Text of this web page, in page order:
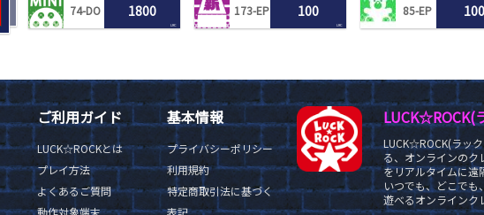
74-DO 1800
LRC
173-EP 100
LRC
85-EP 100
ご利用ガイド
LUCK☆ROCKとは
プレイ方法
よくあるご質問
動作対象端末
基本情報
プライバシーポリシー
利用規約
特定商取引法に基づく
表記
LUCK☆ROCK(
LUCK☆ROCK(ラッ
る、オンラインのク
をリアルタイムに遠
いつでも、どこでも
遊べるオンラインク